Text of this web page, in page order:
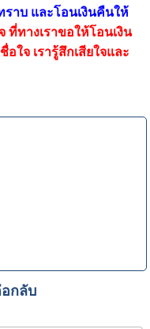
าบ และโอนเงินคืนให้
ที่ทางเราขอให้โอนเงิน
ใจ เรารู้สึกเสียใจและ
กลับ